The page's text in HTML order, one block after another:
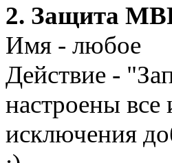
2. Защита
Имя - любое
Действие -
настроены
исключения